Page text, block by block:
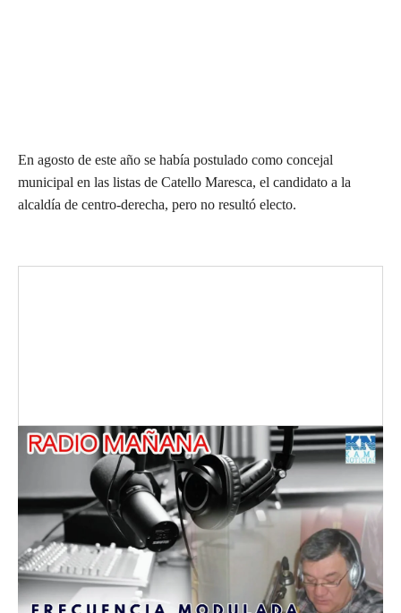
En agosto de este año se había postulado como concejal
municipal en las listas de Catello Maresca, el candidato a la
alcaldía de centro-derecha, pero no resultó electo.